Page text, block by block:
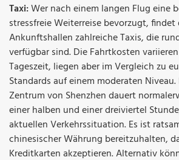
Taxi:Wer nach einem langen Flug eine
stressfreie Weiterreise bevorzugt,
Ankunftshallen zahlreiche Taxis, die
verfügbar sind. Die Fahrtkosten
Tageszeit, liegen aber im Vergleich zu
Standards auf einem moderaten Niveau.
Zentrum von Shenzhen dauert
einer halben und einer dreiviertel
aktuellen Verkehrssituation. Es ist
chinesischer Währung bereitzuhalten,
Kreditkarten akzeptieren. Alternativ